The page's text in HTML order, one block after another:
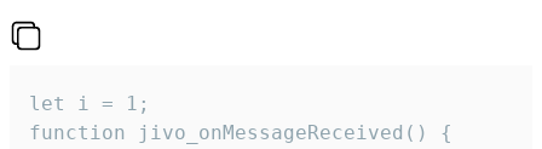
let i = 1;
function jivo_onMessageReceived() {